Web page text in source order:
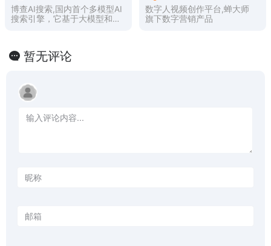
博查AI搜索,国内首个多模型AI
搜索引擎，它基于大模型和实
准确的答案。
数字人视频创作平台,蝉大师
旗下数字营销产品
暂无评论